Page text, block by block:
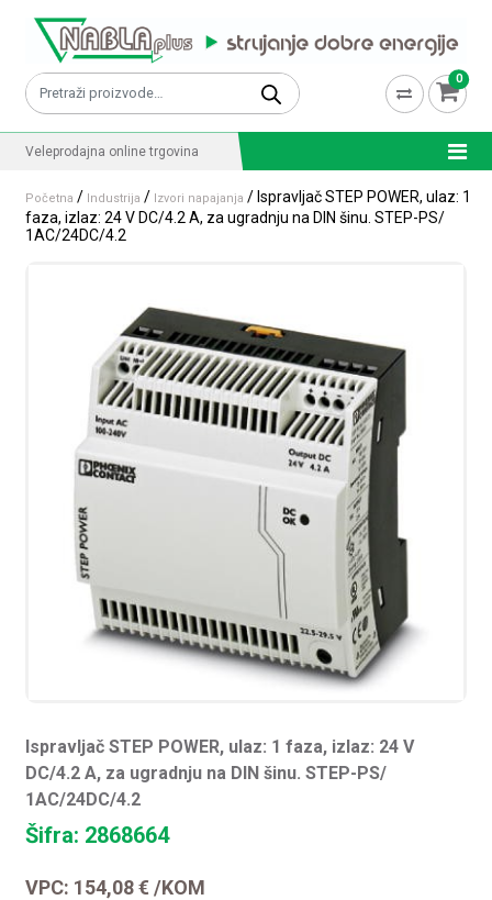
Pretraži: 0
Veleprodajna online trgovina
Početna / Industrija / Izvori napajanja / Ispravljač STEP POWER, ulaz: 1
faza, izlaz: 24 V DC/4.2 A, za ugradnju na DIN šinu. STEP-PS/
1AC/24DC/4.2
Ispravljač STEP POWER, ulaz: 1 faza, izlaz: 24 V
DC/4.2 A, za ugradnju na DIN šinu. STEP-PS/
1AC/24DC/4.2
Šifra: 2868664
VPC: 154,08€ /KOM